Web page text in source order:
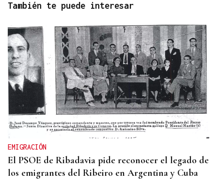
También te puede interesar
EMIGRACIÓN
El PSOE de Ribadavia pide reconocer el legado de
los emigrantes del Ribeiro en Argentina y Cuba